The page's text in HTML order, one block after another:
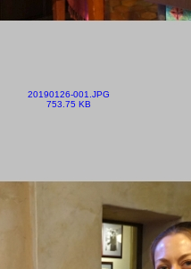
20190126-001.JPG
753.75 KB